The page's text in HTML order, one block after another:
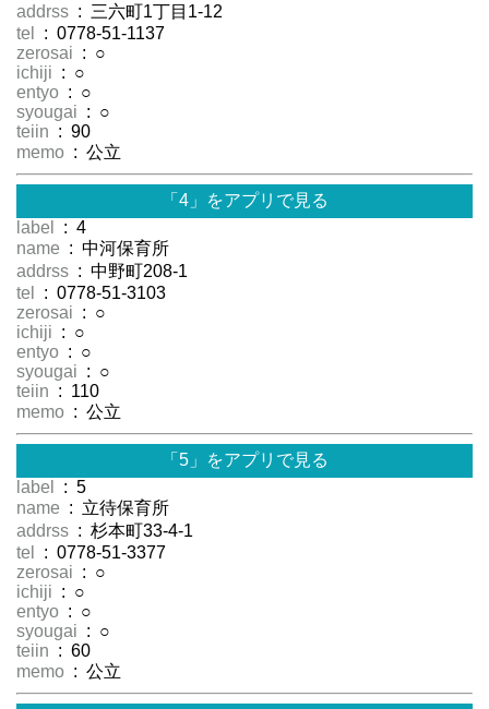
addrss : 三六町1丁目1-12
tel
: 0778-51-1137
zerosai : ○
ichiji : ○
entyo : ○
syougai : ○
teiin : 90
memo : 公立
「4」をアプリで見る
label
: 4
name : 中河保育所
addrss : 中野町208-1
tel
: 0778-51-3103
zerosai : ○
ichiji : ○
entyo : ○
syougai : ○
teiin : 110
memo : 公立
「5」をアプリで見る
label
: 5
name : 立待保育所
addrss : 杉本町33-4-1
tel
: 0778-51-3377
zerosai : ○
ichiji : ○
entyo : ○
syougai : ○
teiin : 60
memo : 公立